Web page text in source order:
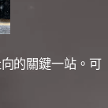
的關鍵一站。可